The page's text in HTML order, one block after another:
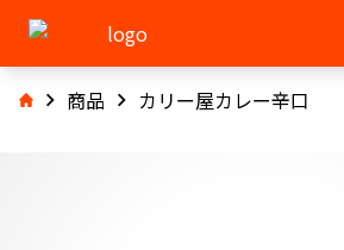
商品 カリー屋カレー辛口